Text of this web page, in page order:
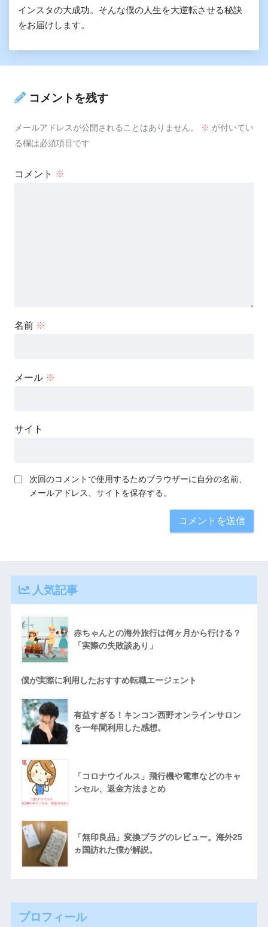
インスタの大成功。そんな僕の人生を大逆転させる秘訣
をお届けします。
コメントを残す
メールアドレスが公開されることはありません。 ※ が付いてい
る欄は必須項目です
コメント ※
名前 ※
メール ※
サイト
次回のコメントで使用するためブラウザーに自分の名前、
メールアドレス、サイトを保存する。
人気記事
赤ちゃんとの海外旅行は何ヶ月から行ける？
「実際の失敗談あり」
僕が実際に利用したおすすめ転職エージェント
有益すぎる！キンコン西野オンラインサロン
を一年間利用した感想。
「コロナウイルス」飛行機や電車などのキャ
ンセル、返金方法まとめ
「無印良品」変換プラグのレビュー。海外25
ヵ国訪れた僕が解説。
プロフィール